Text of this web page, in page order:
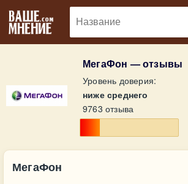
МегаФон — отзывы
Уровень доверия:
ниже среднего
9763 отзыва
МегаФон